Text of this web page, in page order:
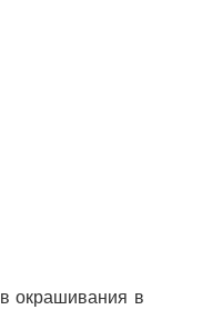
окрашивания в